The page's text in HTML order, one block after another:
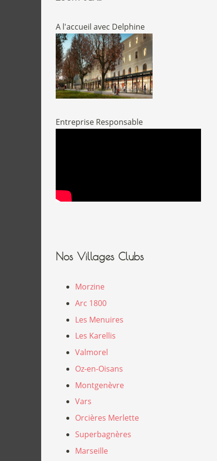
A l'accueil avec Delphine
Entreprise Responsable
Nos Villages Clubs
Morzine
Arc 1800
Les Menuires
Les Karellis
Valmorel
Oz-en-Oisans
Montgenèvre
Vars
Orcières Merlette
Superbagnères
Marseille